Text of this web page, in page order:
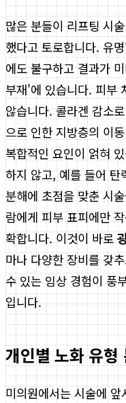
많은 분들이 리프팅 시
했다고 토로합니다. 유
에도 불구하고 결과가
부재'에 있습니다. 피부
않습니다. 콜라겐 감소
으로 인한 지방층의 이
복합적인 요인이 얽혀
하지 않고, 예를 들어 탄
분해에 초점을 맞춘 시
람에게 피부 표피에만
확합니다. 이것이 바로
마나 다양한 장비를 갖
수 있는 임상 경험이 풍
입니다.
개인별 노화 유형
미의원에서는 시술에